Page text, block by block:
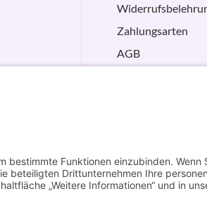
Zahlungsarten
AGB